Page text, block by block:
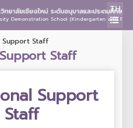
วิทยาลัยเชียงใหม่ ระดับอนุบาลและประถมศึกษา
Demonstration School (Kindergarten and
TH
Support Staff
Staff
Support
Staff